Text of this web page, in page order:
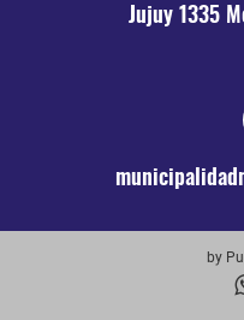
Jujuy 1335
by